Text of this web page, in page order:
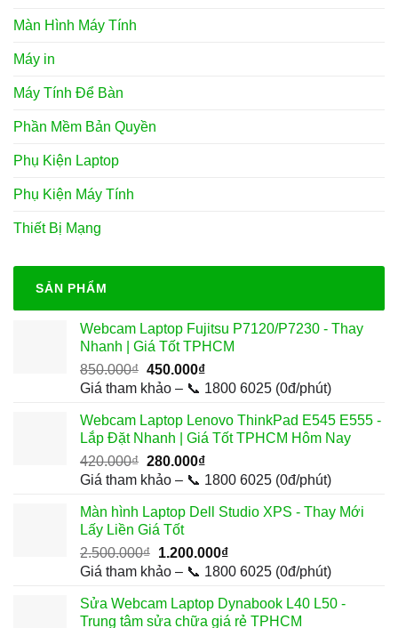
Màn Hình Máy Tính
Máy in
Máy Tính Để Bàn
Phần Mềm Bản Quyền
Phụ Kiện Laptop
Phụ Kiện Máy Tính
Thiết Bị Mạng
SẢN PHẨM
Webcam Laptop Fujitsu P7120/P7230 - Thay
Nhanh | Giá Tốt TPHCM
850.000₫ Giá
gốc
850.000₫.
450.000₫Giá
hiện
là:
450.000₫.
Giá tham khảo – 📞 1800 6025 (0đ/phút)
Webcam Laptop Lenovo ThinkPad E545 E555 -
Lắp Đặt Nhanh | Giá Tốt TPHCM Hôm Nay
420.000₫ Giá
gốc
420.000₫.
280.000₫Giá
hiện
là:
Giá tham khảo – 📞 1800 6025 (0đ/phút)
Màn hình Laptop Dell Studio XPS - Thay Mới
Lấy Liền Giá Tốt
2.500.000₫ Giá
gốc
2.500.000₫.
1.200.000₫Giá
hiện
là:
Giá tham khảo – 📞 1800 6025 (0đ/phút)
Sửa Webcam Laptop Dynabook L40 L50 -
Trung tâm sửa chữa giá rẻ TPHCM